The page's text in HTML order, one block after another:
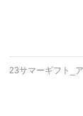
23サマーギフト_